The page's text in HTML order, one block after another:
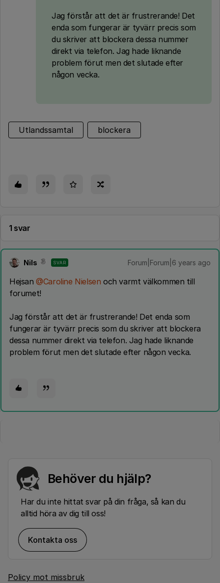
Jag förstår att det är frustrerande! Det
enda som fungerar är tyvärr precis som
du skriver att blockera dessa nummer
direkt via telefon. Jag hade liknande
problem förut men det slutade efter
någon vecka.
Utlandssamtal blockera
1 svar
Nils SVAR Forum|Forum|6 years ago
Hejsan@Caroline Nielsen och varmt välkommen till
forumet!
Jag förstår att det är frustrerande! Det enda som
fungerar är tyvärr precis som du skriver att blockera
dessa nummer direkt via telefon. Jag hade liknande
problem förut men det slutade efter någon vecka.
Behöver du hjälp?
Har du inte hittat svar på din fråga, så kan du
alltid höra av dig till oss!
Kontakta oss
Policy mot missbruk